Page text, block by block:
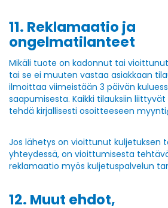
11. Reklamaatio ja
ongelmatilanteet
Mikäli tuote on kadonnut tai
tai se ei muuten vastaa asiakkaan
ilmoittaa viimeistään 3 päivän
saapumisesta. Kaikki tilauksiin
tehdä kirjallisesti osoitteeseen
Jos lähetys on vioittunut kuljetuksen
yhteydessä, on vioittumisesta
reklamaatio myös kuljetuspalvelun
12. Muut ehdot,